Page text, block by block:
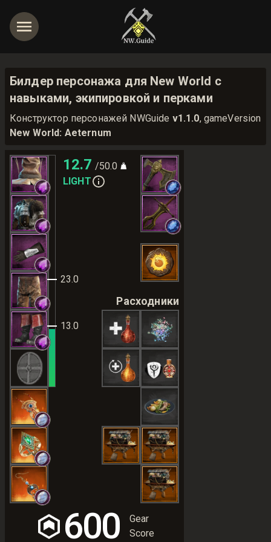
Билдер персонажа для New World с
навыками, экипировкой и перками
Конструктор персонажей NWGuide v1.1.0, gameVersion
New World: Aeternum
13.0
23.0
12.7 /50.0
LIGHT
Расходники
600
Gear
Score